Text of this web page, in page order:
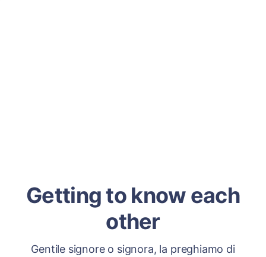
Getting to know each
other
Gentile signore o signora, la preghiamo di